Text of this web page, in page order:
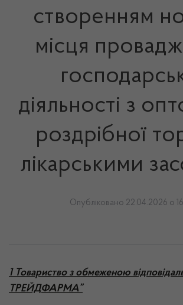
створенням
місця
діяльності з
роздрібної
лікарськими
Опубліковано 22.04.2026 о
1Товариство з обмеженою
ТРЕЙДФАРМА”